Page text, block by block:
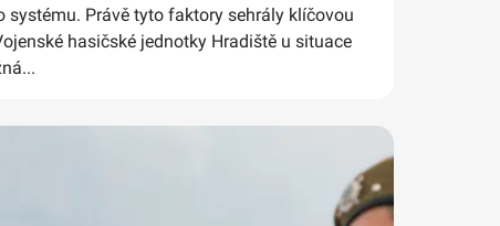
systému. Právě tyto faktory sehrály klíčovou
hasičské jednotky Hradiště u situace